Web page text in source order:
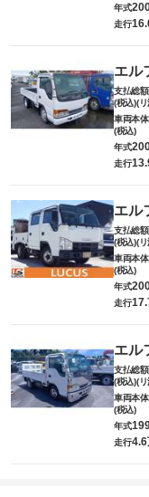
年式
走行
エル
支払総額
(税込)(
車両本
(税込)
年式
走行
エル
支払総額
(税込)(
車両本
(税込)
年式
走行
エル
支払総額
(税込)(
車両本
(税込)
年式
走行